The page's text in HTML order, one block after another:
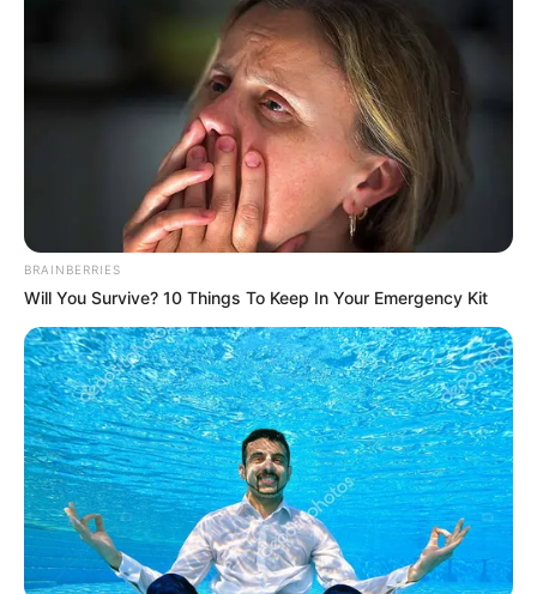
Lucas González y el sello
de la casa: nunca se ha
quedado por fuera de
finales del FPC
NOTICIAS MEDELLÍN
¡El medallo puso a Tolima
en su puesto! 2-1 y ya es
ATLÉTICO NACIONAL
[Galería] Felicidad
completa: Nacional goleó
a Santa Fe y es finalista
BRAINBERRIES
Will You Survive? 10 Things To Keep In Your Emergency Kit